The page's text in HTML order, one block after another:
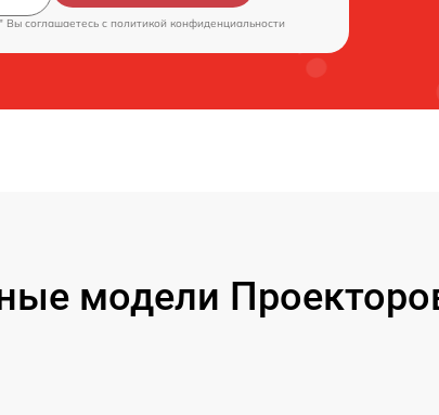
Вы соглашаетесь c политикой конфиденциальности
модели